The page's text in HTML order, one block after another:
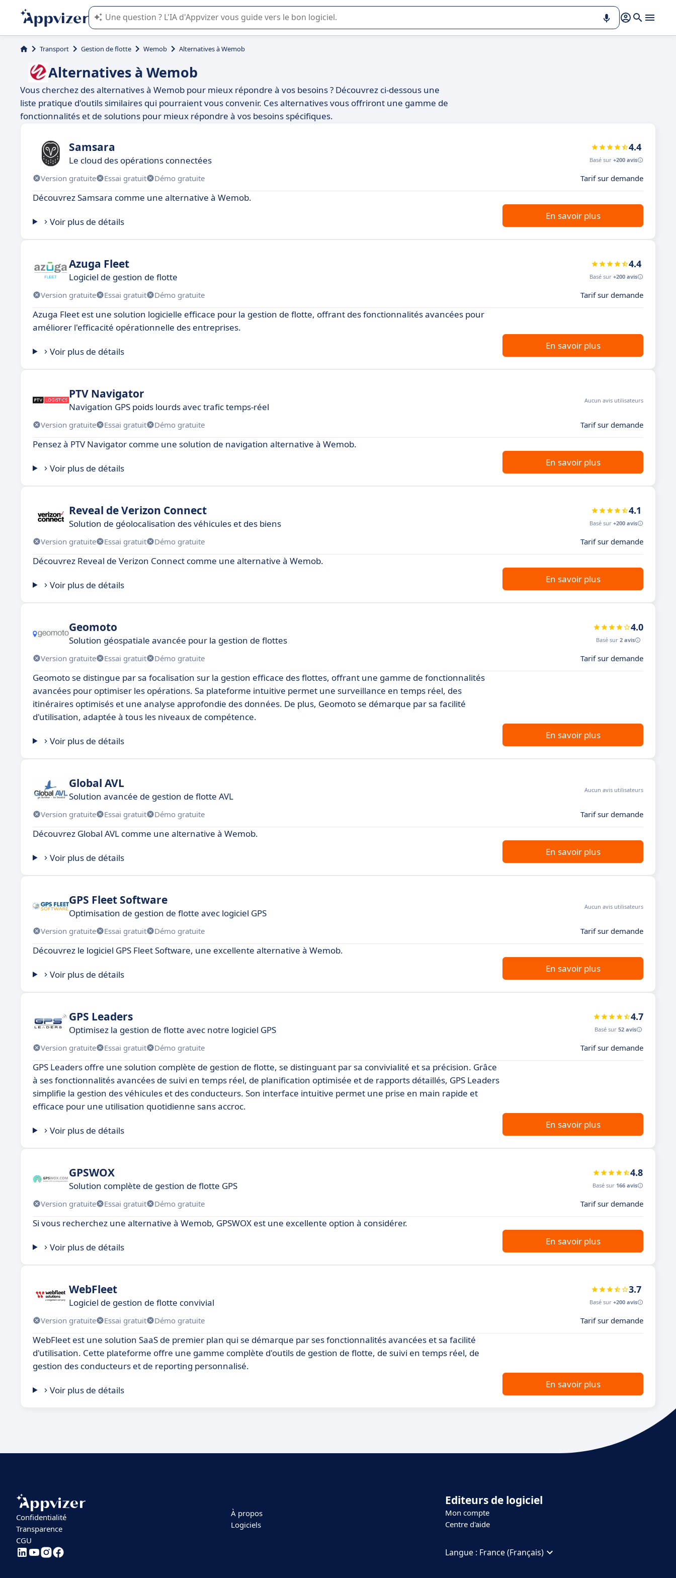
L'IA de Appvizer vous guide dans l'utilisation ou la sélection de logiciel SaaS en entreprise.
Transport Gestion de flotte Wemob Alternatives à Wemob
Alternatives à Wemob
Vous cherchez des alternatives à Wemob pour mieux répondre à vos besoins ? Découvrez ci-dessous une
liste pratique d'outils similaires qui pourraient vous convenir. Ces alternatives vous offriront une gamme de
fonctionnalités et de solutions pour mieux répondre à vos besoins spécifiques.
Samsara
Le cloud des opérations connectées
4.4
Basé sur +200 avis
Version gratuite Essai gratuit Démo gratuite Tarif sur demande
Découvrez Samsara comme une alternative à Wemob.
Voir plus de détails
En savoir plus
Azuga Fleet
Logiciel de gestion de flotte
4.4
Basé sur +200 avis
Version gratuite Essai gratuit Démo gratuite Tarif sur demande
Azuga Fleet est une solution logicielle efficace pour la gestion de flotte, offrant des fonctionnalités avancées pour
améliorer l'efficacité opérationnelle des entreprises.
Voir plus de détails
En savoir plus
PTV Navigator
Navigation GPS poids lourds avec trafic temps-réel
Aucun avis utilisateurs
Version gratuite Essai gratuit Démo gratuite Tarif sur demande
Pensez à PTV Navigator comme une solution de navigation alternative à Wemob.
Voir plus de détails
En savoir plus
Reveal de Verizon Connect
Solution de géolocalisation des véhicules et des biens
4.1
Basé sur +200 avis
Version gratuite Essai gratuit Démo gratuite Tarif sur demande
Découvrez Reveal de Verizon Connect comme une alternative à Wemob.
Voir plus de détails
En savoir plus
Geomoto
Solution géospatiale avancée pour la gestion de flottes
4.0
Basé sur 2 avis
Version gratuite Essai gratuit Démo gratuite Tarif sur demande
Geomoto se distingue par sa focalisation sur la gestion efficace des flottes, offrant une gamme de fonctionnalités
avancées pour optimiser les opérations. Sa plateforme intuitive permet une surveillance en temps réel, des
itinéraires optimisés et une analyse approfondie des données. De plus, Geomoto se démarque par sa facilité
d'utilisation, adaptée à tous les niveaux de compétence.
Voir plus de détails
En savoir plus
Global AVL
Solution avancée de gestion de flotte AVL
Aucun avis utilisateurs
Version gratuite Essai gratuit Démo gratuite Tarif sur demande
Découvrez Global AVL comme une alternative à Wemob.
Voir plus de détails
En savoir plus
GPS Fleet Software
Optimisation de gestion de flotte avec logiciel GPS
Aucun avis utilisateurs
Version gratuite Essai gratuit Démo gratuite Tarif sur demande
Découvrez le logiciel GPS Fleet Software, une excellente alternative à Wemob.
Voir plus de détails
En savoir plus
GPS Leaders
Optimisez la gestion de flotte avec notre logiciel GPS
4.7
Basé sur 52 avis
Version gratuite Essai gratuit Démo gratuite Tarif sur demande
GPS Leaders offre une solution complète de gestion de flotte, se distinguant par sa convivialité et sa précision. Grâce
à ses fonctionnalités avancées de suivi en temps réel, de planification optimisée et de rapports détaillés, GPS Leaders
simplifie la gestion des véhicules et des conducteurs. Son interface intuitive permet une prise en main rapide et
efficace pour une utilisation quotidienne sans accroc.
Voir plus de détails
En savoir plus
GPSWOX
Solution complète de gestion de flotte GPS
4.8
Basé sur 166 avis
Version gratuite Essai gratuit Démo gratuite Tarif sur demande
Si vous recherchez une alternative à Wemob, GPSWOX est une excellente option à considérer.
Voir plus de détails
En savoir plus
WebFleet
Logiciel de gestion de flotte convivial
3.7
Basé sur +200 avis
Version gratuite Essai gratuit Démo gratuite Tarif sur demande
WebFleet est une solution SaaS de premier plan qui se démarque par ses fonctionnalités avancées et sa facilité
d'utilisation. Cette plateforme offre une gamme complète d'outils de gestion de flotte, de suivi en temps réel, de
gestion des conducteurs et de reporting personnalisé.
Voir plus de détails
En savoir plus
Confidentialité
Transparence
CGU
À propos
Logiciels
Editeurs de logiciel
Mon compte
Centre d'aide
Langue : France (Français)